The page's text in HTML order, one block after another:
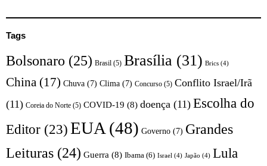
Tags
Bolsonaro (25) Brasil (5) Brasília (31) Brics (4)
China (17) Chuva (7) Clima (7) Concurso (5) Conflito Israel/Irã
(11) Coreia do Norte (5) COVID-19 (8) doença (11) Escolha do
Editor (23)EUA (48) Governo (7) Grandes
Leituras (24) Guerra (8) Ibama (6) Israel (4) Japão (4) Lula